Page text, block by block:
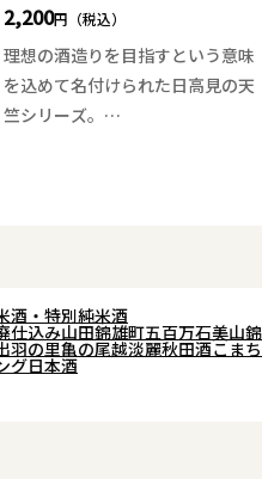
2,200円（税込）
理想の酒造りを目指すという意味
を込めて名付けられた日高見の天
竺シリーズ。
かで上品な香りにバランスの取れ
た味わいは愛山の特徴が充分に引
酒・特別純米酒
仕込み山田錦雄町五百万石美山錦
羽の里亀の尾越淡麗秋田酒こまち
グ日本酒